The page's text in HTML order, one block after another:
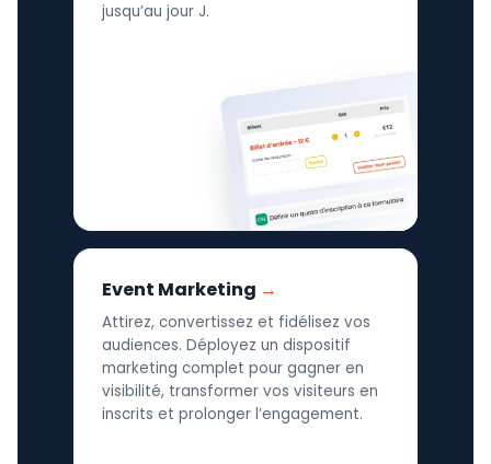
jusqu’au jour J.
Event Marketing
Attirez, convertissez et fidélisez vos
audiences. Déployez un dispositif
marketing complet pour gagner en
visibilité, transformer vos visiteurs en
inscrits et prolonger l’engagement.